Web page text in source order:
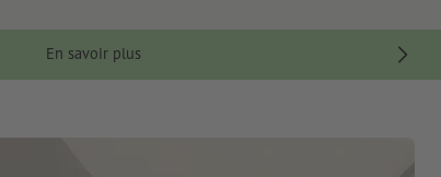
En savoir plus